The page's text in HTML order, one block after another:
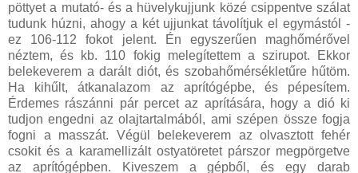
pöttyet a mutató- és a hüvelykujjunk közé csippentve szálat
tudunk húzni, ahogy a két ujjunkat távolítjuk el egymástól -
ez 106-112 fokot jelent. Én egyszerűen maghőmérővel
néztem, és kb. 110 fokig melegítettem a szirupot. Ekkor
belekeverem a darált diót, és szobahőmérsékletűre hűtöm.
Ha kihűlt, átkanalazom az aprítógépbe, és pépesítem.
Érdemes rászánni pár percet az aprítására, hogy a dió ki
tudjon engedni az olajtartalmából, ami szépen össze fogja
fogni a masszát. Végül belekeverem az olvasztott fehér
csokit és a karamellizált ostyatöretet párszor megpörgetve
az aprítógépben. Kiveszem a gépből, és egy darab